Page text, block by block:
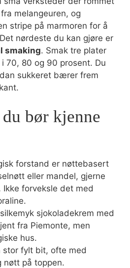
melangeuren, og
stripe på marmoren for å
nørdeste du kan gjøre er
smaking. Smak tre plater
70, 80 og 90 prosent. Du
sukkeret bærer frem
bør kjenne
forstand er nøttebasert
eller mandel, gjerne
Ikke forveksle det med
sjokoladekrem med
fra Piemonte, men
hus.
stor fylt bit, ofte med
nøtt på toppen.